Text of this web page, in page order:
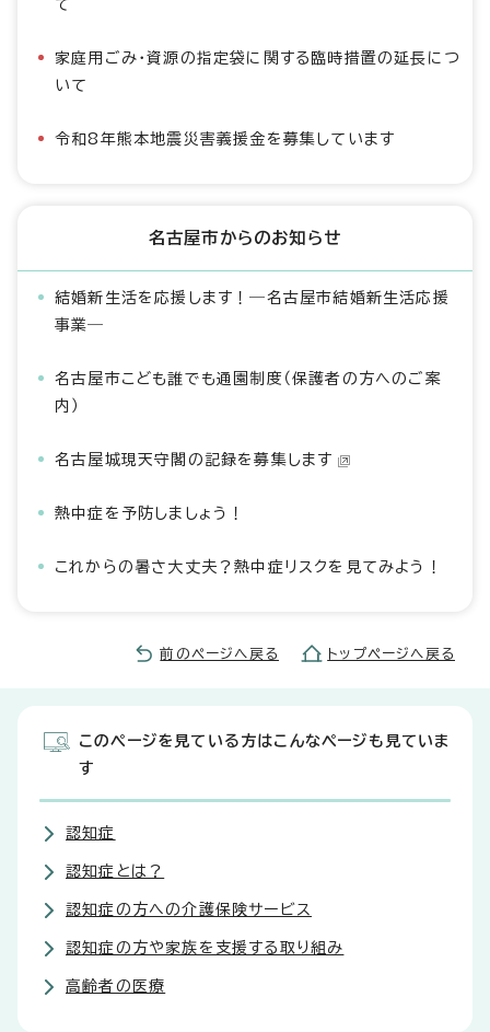
て
家庭用ごみ・資源の指定袋に関する臨時措置の延長につ
いて
令和8年熊本地震災害義援金を募集しています
名古屋市からのお知らせ
結婚新生活を応援します！―名古屋市結婚新生活応援
事業―
名古屋市こども誰でも通園制度（保護者の方へのご案
内）
名古屋城現天守閣の記録を募集します
熱中症を予防しましょう！
これからの暑さ大丈夫？熱中症リスクを見てみよう！
前のページへ戻る トップページへ戻る
このページを見ている方はこんなページも見ていま
す
認知症
認知症とは？
認知症の方への介護保険サービス
認知症の方や家族を支援する取り組み
高齢者の医療